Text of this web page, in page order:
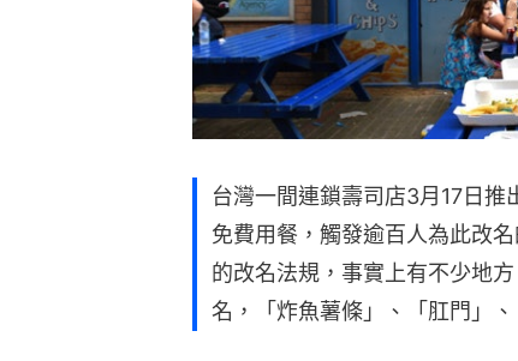
台灣一間連鎖壽司店3月17日
免費用餐，觸發逾百人為此改
的改名法規，事實上有不少地
名，「炸魚薯條」、「肛門」